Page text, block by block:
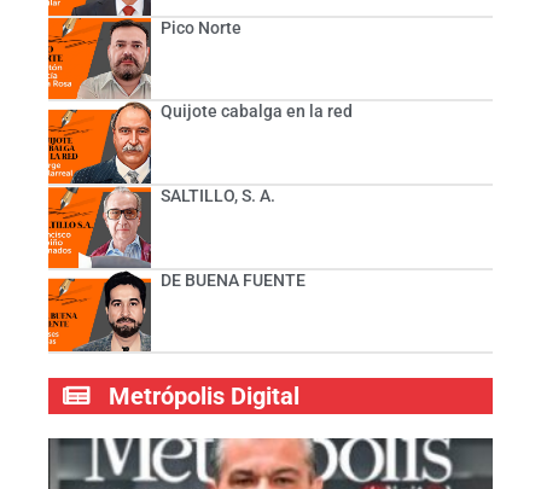
Pico Norte
Quijote cabalga en la red
SALTILLO, S. A.
DE BUENA FUENTE
Metrópolis Digital